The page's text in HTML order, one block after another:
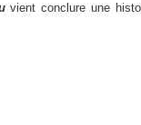
vient conclure une